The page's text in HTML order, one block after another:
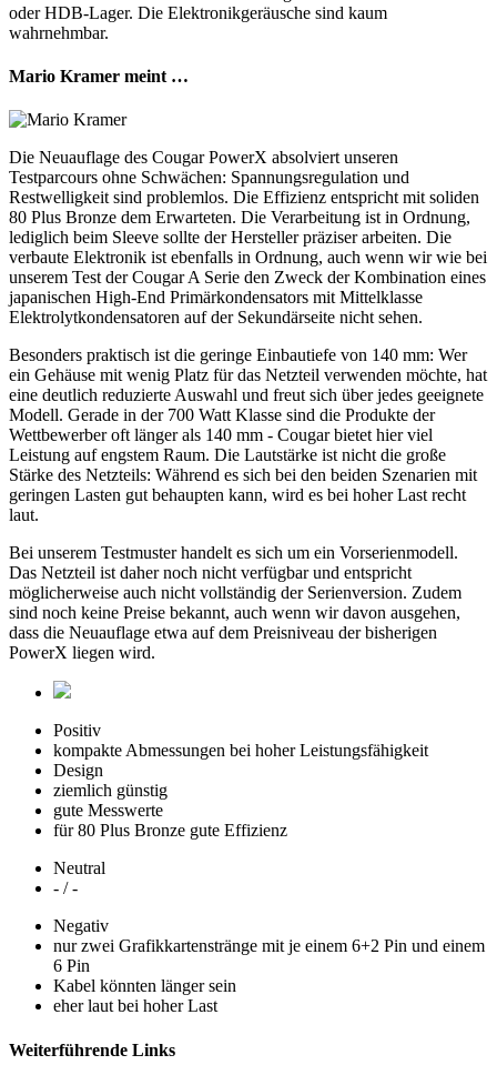
oder HDB-Lager. Die Elektronikgeräusche sind kaum
wahrnehmbar.
Mario Kramer meint …
Die Neuauflage des Cougar PowerX absolviert unseren
Testparcours ohne Schwächen: Spannungsregulation und
Restwelligkeit sind problemlos. Die Effizienz entspricht mit soliden
80 Plus Bronze dem Erwarteten. Die Verarbeitung ist in Ordnung,
lediglich beim Sleeve sollte der Hersteller präziser arbeiten. Die
verbaute Elektronik ist ebenfalls in Ordnung, auch wenn wir wie bei
unserem Test der Cougar A Serie den Zweck der Kombination eines
japanischen High-End Primärkondensators mit Mittelklasse
Elektrolytkondensatoren auf der Sekundärseite nicht sehen.
Besonders praktisch ist die geringe Einbautiefe von 140 mm: Wer
ein Gehäuse mit wenig Platz für das Netzteil verwenden möchte, hat
eine deutlich reduzierte Auswahl und freut sich über jedes geeignete
Modell. Gerade in der 700 Watt Klasse sind die Produkte der
Wettbewerber oft länger als 140 mm - Cougar bietet hier viel
Leistung auf engstem Raum. Die Lautstärke ist nicht die große
Stärke des Netzteils: Während es sich bei den beiden Szenarien mit
geringen Lasten gut behaupten kann, wird es bei hoher Last recht
laut.
Bei unserem Testmuster handelt es sich um ein Vorserienmodell.
Das Netzteil ist daher noch nicht verfügbar und entspricht
möglicherweise auch nicht vollständig der Serienversion. Zudem
sind noch keine Preise bekannt, auch wenn wir davon ausgehen,
dass die Neuauflage etwa auf dem Preisniveau der bisherigen
PowerX liegen wird.
Positiv
kompakte Abmessungen bei hoher Leistungsfähigkeit
Design
ziemlich günstig
gute Messwerte
für 80 Plus Bronze gute Effizienz
Neutral
- / -
Negativ
nur zwei Grafikkartenstränge mit je einem 6+2 Pin und einem
6 Pin
Kabel könnten länger sein
eher laut bei hoher Last
Weiterführende Links